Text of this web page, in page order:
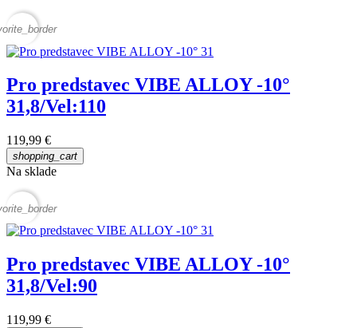
Pro predstavec VIBE ALLOY -10°
31,8/Vel:110
119,99 €
shopping_cart
Na sklade
Pro predstavec VIBE ALLOY -10°
31,8/Vel:90
119,99 €